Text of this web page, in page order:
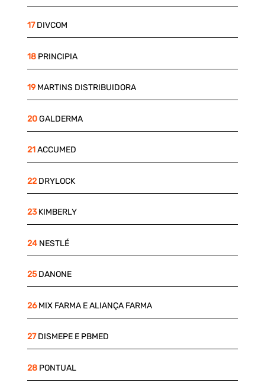
17DIVCOM
18PRINCIPIA
19MARTINS DISTRIBUIDORA
20GALDERMA
21ACCUMED
22DRYLOCK
23KIMBERLY
24NESTLÉ
25DANONE
26MIX FARMA E ALIANÇA FARMA
27DISMEPE E PBMED
28PONTUAL